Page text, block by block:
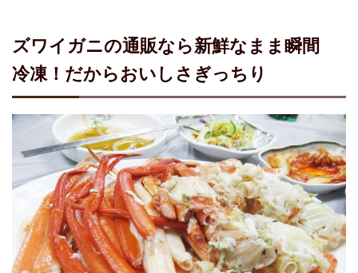
ズワイガニの通販なら新鮮なまま瞬間
冷凍！だからおいしさぎっちり